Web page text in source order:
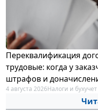
Переквалификация
трудовые: когда у
штрафов и
4 августа 2026Налоги и бухучет